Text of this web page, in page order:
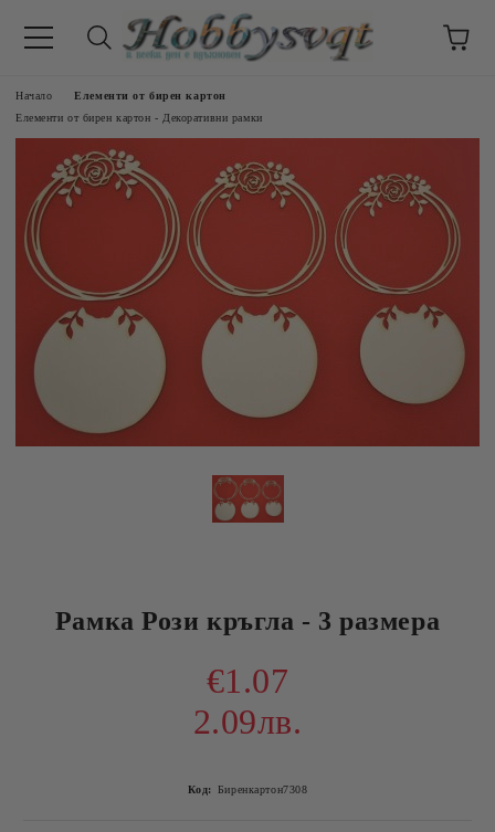
Начало
Елементи от бирен картон
Елементи от бирен картон - Декоративни рамки
Рамка Рози кръгла - 3 размера
€1.07
2.09лв.
Код: Биренкартон7308